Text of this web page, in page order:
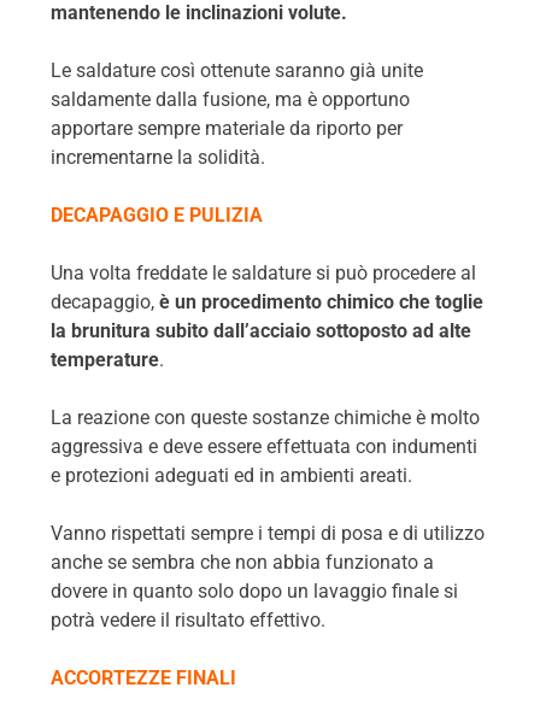
mantenendo le inclinazioni volute.
Le saldature così ottenute saranno già unite
saldamente dalla fusione, ma è opportuno
apportare sempre materiale da riporto per
incrementarne la solidità.
DECAPAGGIO E PULIZIA
Una volta freddate le saldature si può procedere al
decapaggio,è un procedimento chimico che toglie
la brunitura subito dall’acciaio sottoposto ad alte
temperature.
La reazione con queste sostanze chimiche è molto
aggressiva e deve essere effettuata con indumenti
e protezioni adeguati ed in ambienti areati.
Vanno rispettati sempre i tempi di posa e di utilizzo
anche se sembra che non abbia funzionato a
dovere in quanto solo dopo un lavaggio finale si
potrà vedere il risultato effettivo.
ACCORTEZZE FINALI